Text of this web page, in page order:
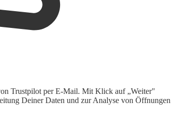
Trustpilot per E-Mail. Mit Klick auf „Weiter"
Deiner Daten und zur Analyse von Öffnungen